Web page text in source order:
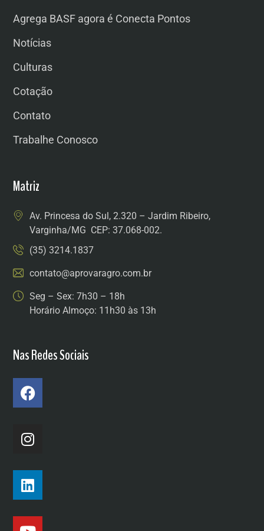
Agrega BASF agora é Conecta Pontos
Notícias
Culturas
Cotação
Contato
Trabalhe Conosco
Matriz
Av. Princesa do Sul, 2.320 – Jardim Ribeiro,
Varginha/MG CEP: 37.068-002.
(35) 3214.1837
contato@aprovaragro.com.br
Seg – Sex: 7h30 – 18h
Horário Almoço: 11h30 às 13h
Nas Redes Sociais